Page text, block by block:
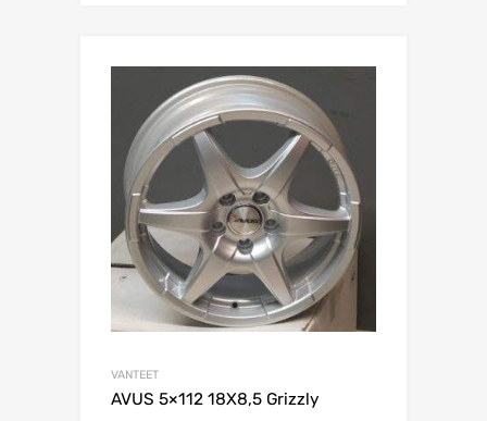
VANTEET
AVUS 5×112 18X8,5 Grizzly